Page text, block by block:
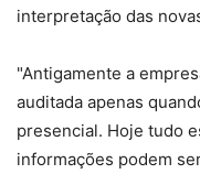
interpretação das
"Antigamente a
auditada apenas
presencial. Hoje tudo
informações podem